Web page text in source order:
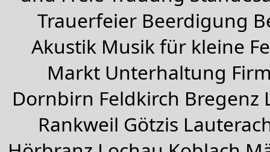
Trauerfeier Beerdigung
Akustik Musik für kleine
Markt Unterhaltung
Dornbirn Feldkirch Bregenz
Rankweil Götzis